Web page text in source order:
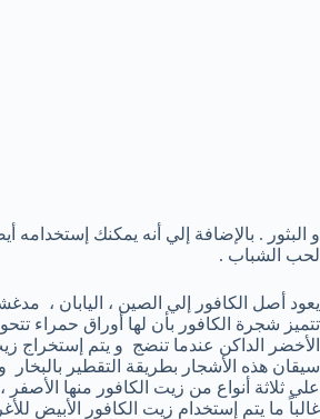
و البثور . بالإضافة إلي أنه يمكنك إستخدامه
لحب الشباب .
يعود أصل الكافور إلي الصين ، اليابان ،
تتميز شجرة الكافور بأن لها أوراق حمراء
الأخضر الداكن عندما تنضج و يتم إستخراج
سيقان هذه الأشجار بطريقة التقطير بالبخار
علي ثلاثة أنواع من زيت الكافور منها الأصفر
غالباً ما يتم إستخدام زيت الكافور الأبيض